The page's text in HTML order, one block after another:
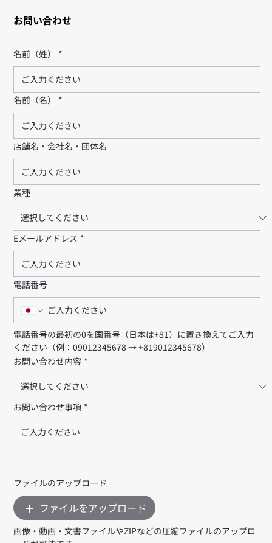
お問い合わせ
名前（姓） *
名前（名） *
店舗名・会社名・団体名
業種
Eメールアドレス *
電話番号
電話番号の最初の0を国番号（日本は+81）に置き換えてご入力
ください（例：09012345678 → +819012345678）
お問い合わせ内容 *
お問い合わせ事項 *
ファイルのアップロード
ファイルをアップロード
画像・動画・文書ファイルやZIPなどの圧縮ファイルのアップロ